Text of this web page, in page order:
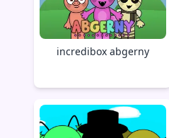
incredibox abgerny